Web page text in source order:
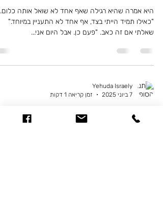
היא אמרה שהיא רגילה שאף אחד לא שואל אותה כלום.
"כאילו תמיד הייתי בצד, אף אחד לא התעניין במיוחד."
שאלתי אם זה כאב. "פעם כן. אבל היום אני...
Yehuda Israely
7 ביוני 2025
זמן קריאה 1 דקות
סימנים של אהבה